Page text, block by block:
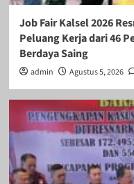
Job Fair Kalsel 2026
Peluang Kerja dari 46
Berdaya Saing
admin Agustus 5, 2026